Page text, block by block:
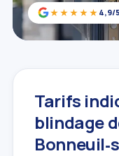
★★★★★ 4,9/5
Tarifs
blindage